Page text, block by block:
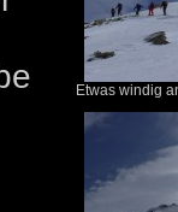
Etwas windig